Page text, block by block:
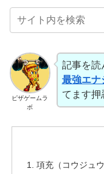
ピザゲームラ
ボ
記事を読
最強エナ
てます押
項充（コウジュウ